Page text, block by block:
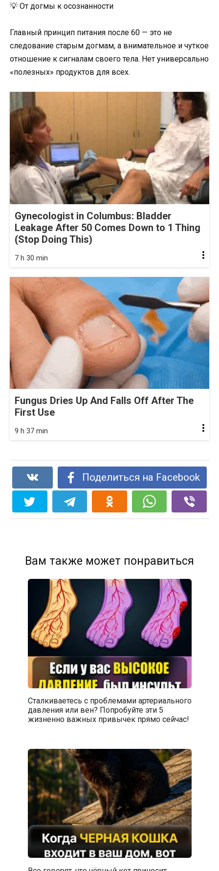
💡 От догмы к осознанности
Главный принцип питания после 60 — это не
следование старым догмам, а внимательное и чуткое
отношение к сигналам своего тела. Нет универсально
«полезных» продуктов для всех.
Gynecologist in Columbus: Bladder
Leakage After 50 Comes Down to 1 Thing
(Stop Doing This)
7 h 30 min
Fungus Dries Up And Falls Off After The
First Use
9 h 37 min
Поделиться на Facebook
Вам также может понравиться
Сталкиваетесь с проблемами артериального
давления или вен? Попробуйте эти 5
жизненно важных привычек прямо сейчас!